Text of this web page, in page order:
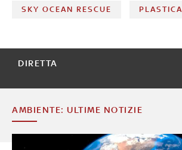
SKY OCEAN RESCUE PLASTICA
DIRETTA
AMBIENTE: ULTIME NOTIZIE